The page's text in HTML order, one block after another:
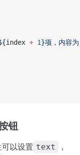
index + 1}项，内容
钮
以设置 text ，